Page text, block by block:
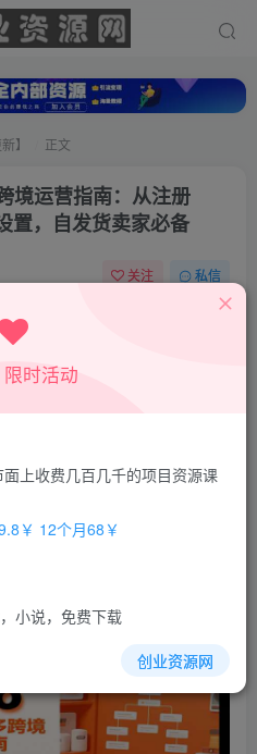
】 正文
境运营指南：从注册
置，自发货卖家必备
关注 私信
购买
，办理会员包月更省钱，可保存购
时活动
上收费几百几千的项目资源课
￥ 12个月68￥
小说，免费下载
创业资源网